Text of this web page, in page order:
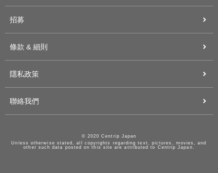
招募
條款 & 細則
隱私政策
聯絡我們
© 2020 Centrip Japan
Unless otherwise stated, all copyrights regarding text, pictures, movies, and
other such data posted on this site are attributed to Centrip Japan.